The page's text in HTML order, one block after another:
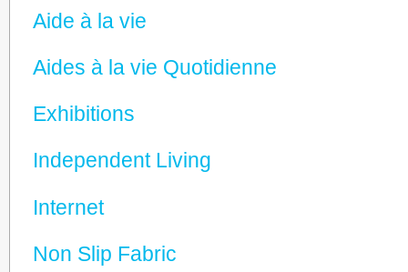
Aide à la vie
Aides à la vie Quotidienne
Exhibitions
Independent Living
Internet
Non Slip Fabric